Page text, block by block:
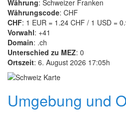
Währung: Schweizer Franken
Währungscode: CHF
CHF: 1 EUR = 1.24 CHF / 1 USD =
Vorwahl: +41
Domain: .ch
Unterschied zu MEZ: 0
Ortszeit: 6. August 2026 17:05h
Umgebung und